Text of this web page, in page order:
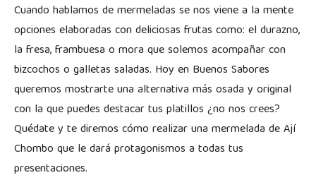
Cuando hablamos de mermeladas se nos viene a la mente
opciones elaboradas con deliciosas frutas como: el durazno,
la fresa, frambuesa o mora que solemos acompañar con
bizcochos o galletas saladas. Hoy en Buenos Sabores
queremos mostrarte una alternativa más osada y original
con la que puedes destacar tus platillos ¿no nos crees?
Quédate y te diremos cómo realizar una mermelada de Ají
Chombo que le dará protagonismos a todas tus
presentaciones.